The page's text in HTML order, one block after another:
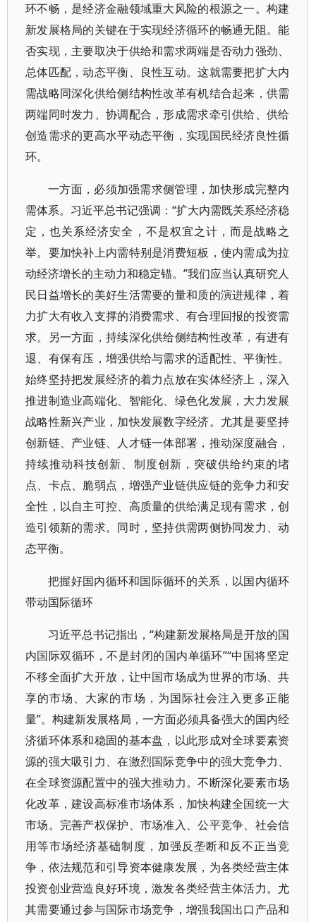
环不畅，是经济金融领域重大风险的根源之一。构建
新发展格局的关键在于实现经济循环的畅通无阻。能
否实现，主要取决于供给和需求两端是否动力强劲、
总体匹配，动态平衡、良性互动。这就需要把扩大内
需战略同深化供给侧结构性改革有机结合起来，供需
两端同时发力、协调配合，形成需求牵引供给、供给
创造需求的更高水平动态平衡，实现国民经济良性循
环。
一方面，必须加强需求侧管理，加快形成完整内
需体系。习近平总书记强调：“扩大内需既关系经济稳
定，也关系经济安全，不是权宜之计，而是战略之
举。要加快补上内需特别是消费短板，使内需成为拉
动经济增长的主动力和稳定锚。”我们应当认真研究人
民日益增长的美好生活需要的量和质的演进规律，着
力扩大有收入支撑的消费需求、有合理回报的投资需
求。另一方面，持续深化供给侧结构性改革，有进有
退、有保有压，增强供给与需求的适配性、平衡性。
始终坚持把发展经济的着力点放在实体经济上，深入
推进制造业高端化、智能化、绿色化发展，大力发展
战略性新兴产业，加快发展数字经济。尤其是要坚持
创新链、产业链、人才链一体部署，推动深度融合，
持续推动科技创新、制度创新，突破供给约束的堵
点、卡点、脆弱点，增强产业链供应链的竞争力和安
全性，以自主可控、高质量的供给满足现有需求，创
造引领新的需求。同时，坚持供需两侧协同发力、动
态平衡。
把握好国内循环和国际循环的关系，以国内循环
带动国际循环
习近平总书记指出，“构建新发展格局是开放的国
内国际双循环，不是封闭的国内单循环”“中国将坚定
不移全面扩大开放，让中国市场成为世界的市场、共
享的市场、大家的市场，为国际社会注入更多正能
量”。构建新发展格局，一方面必须具备强大的国内经
济循环体系和稳固的基本盘，以此形成对全球要素资
源的强大吸引力、在激烈国际竞争中的强大竞争力、
在全球资源配置中的强大推动力。不断深化要素市场
化改革，建设高标准市场体系，加快构建全国统一大
市场。完善产权保护、市场准入、公平竞争、社会信
用等市场经济基础制度，加强反垄断和反不正当竞
争，依法规范和引导资本健康发展，为各类经营主体
投资创业营造良好环境，激发各类经营主体活力。尤
其需要通过参与国际市场竞争，增强我国出口产品和